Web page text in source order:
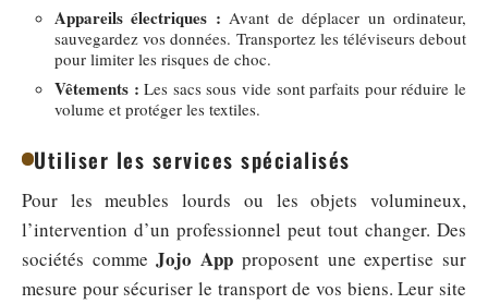
Appareils électriques : Avant de déplacer un ordinateur,
sauvegardez vos données. Transportez les téléviseurs debout
pour limiter les risques de choc.
Vêtements : Les sacs sous vide sont parfaits pour réduire le
volume et protéger les textiles.
Utiliser les services spécialisés
Pour les meubles lourds ou les objets volumineux,
l’intervention d’un professionnel peut tout changer. Des
sociétés commeJojo App proposent une expertise sur
mesure pour sécuriser le transport de vos biens. Leur site